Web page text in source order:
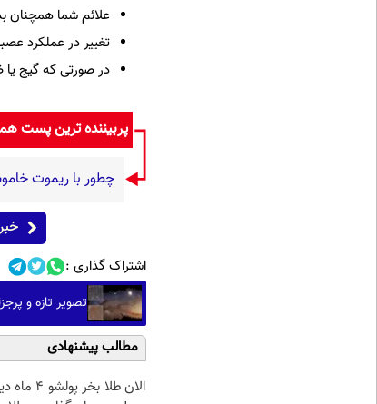
علائم شما همچنان
تغییر در عملکرد
در صورتی که گیج
پربیننده ترین پست
چطور با ریموت
اشتراک گذاری :
تصویر تازه و
مطالب پیشنهادی
الان طلا بخر